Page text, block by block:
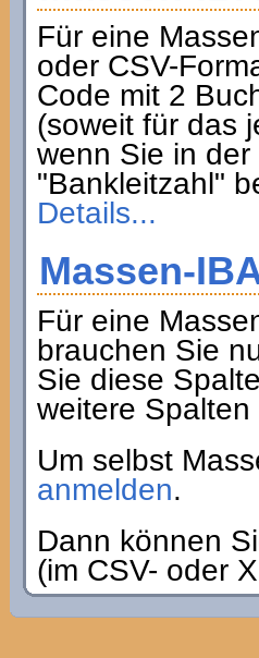
Für eine
oder CSV-
Code mit 2
(soweit für das
wenn Sie in
"Bankleitzahl"
Details...
Massen-
Für eine
brauchen Sie
Sie diese
weitere
Um selbst
anmelden.
Dann können
(im CSV- oder